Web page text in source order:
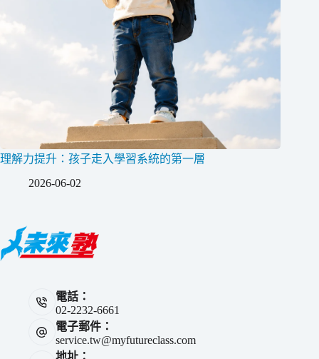
理解力提升：孩子走入學習系統的第一層
2026-06-02
電話：
02-2232-6661
電子郵件：
service.tw@myfutureclass.com
地址：